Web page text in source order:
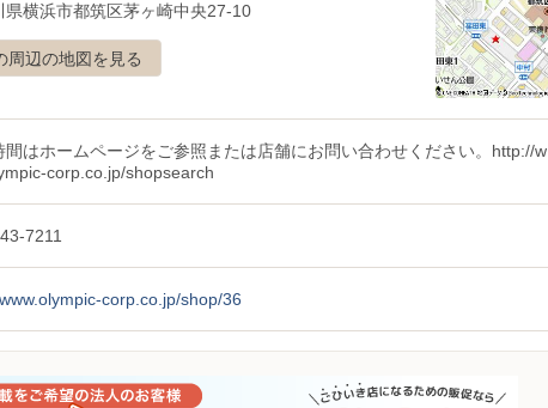
県横浜市都筑区茅ヶ崎中央27-10
周辺の地図を見る
間はホームページをご参照または店舗にお問い合わせください。http://w
corp.co.jp/shopsearch
7211
corp.co.jp/shop/36